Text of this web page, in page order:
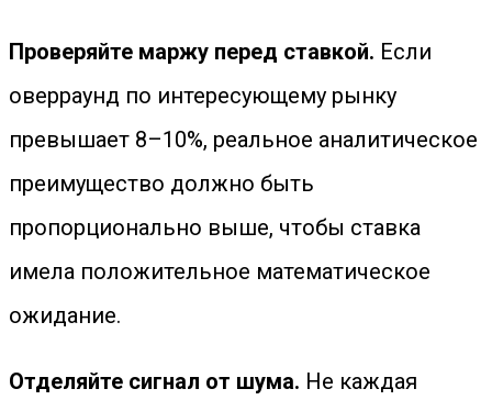
Проверяйте маржу перед ставкой. Если
оверраунд по интересующему рынку
превышает 8–10%, реальное аналитическое
преимущество должно быть
пропорционально выше, чтобы ставка
имела положительное математическое
ожидание.
Отделяйте сигнал от шума. Не каждая